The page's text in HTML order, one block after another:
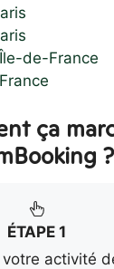
de-France
ça
?
ÉTAPE 1
activité